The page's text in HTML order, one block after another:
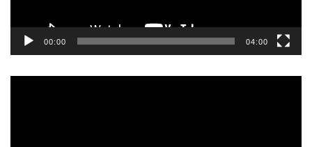
00:00 04:00